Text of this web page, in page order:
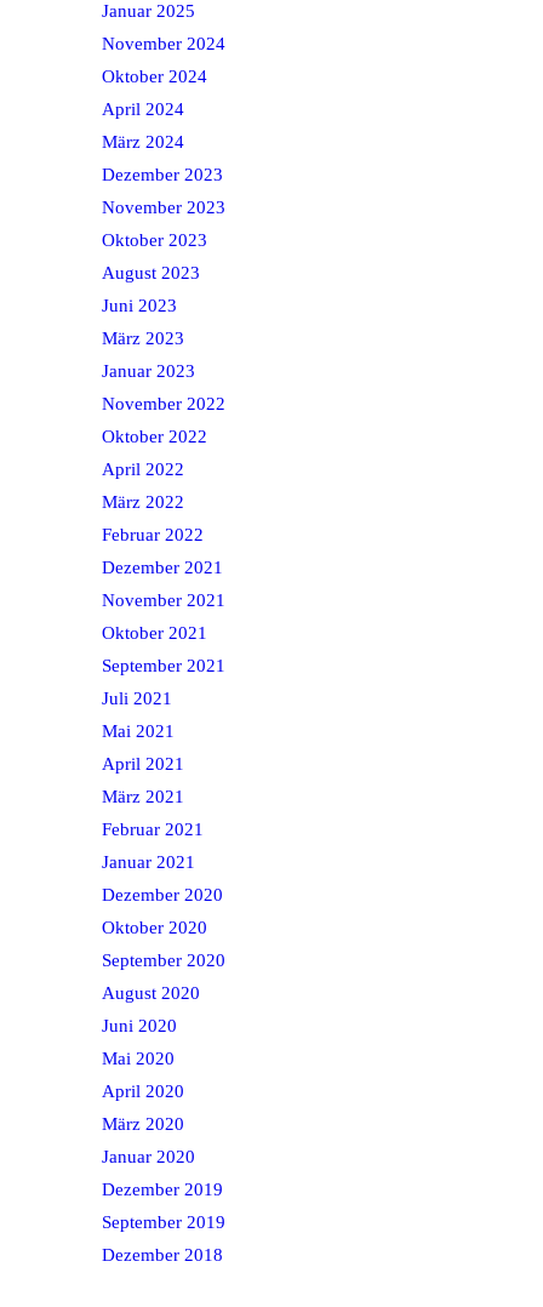
Januar 2025
November 2024
Oktober 2024
April 2024
März 2024
Dezember 2023
November 2023
Oktober 2023
August 2023
Juni 2023
März 2023
Januar 2023
November 2022
Oktober 2022
April 2022
März 2022
Februar 2022
Dezember 2021
November 2021
Oktober 2021
September 2021
Juli 2021
Mai 2021
April 2021
März 2021
Februar 2021
Januar 2021
Dezember 2020
Oktober 2020
September 2020
August 2020
Juni 2020
Mai 2020
April 2020
März 2020
Januar 2020
Dezember 2019
September 2019
Dezember 2018